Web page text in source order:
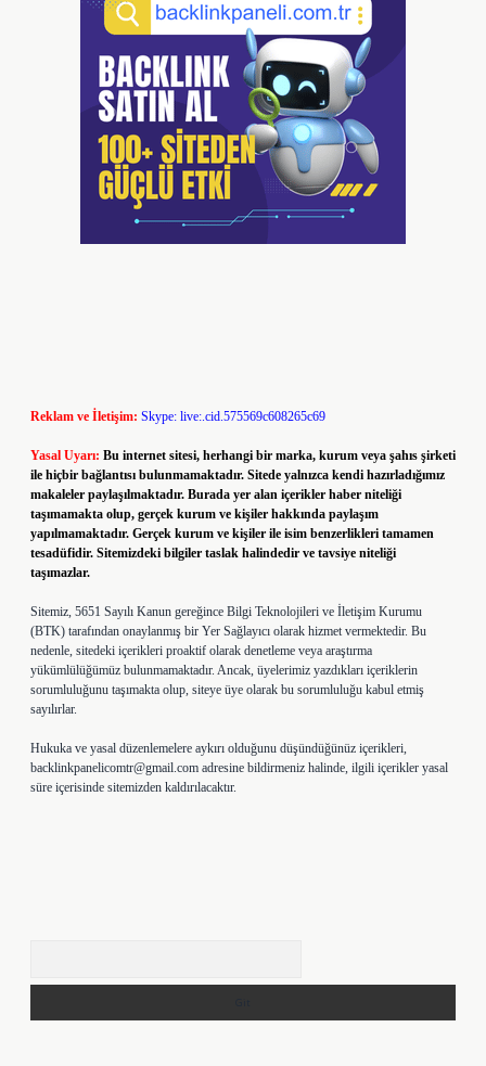
Reklam ve İletişim: Skype: live:.cid.575569c608265c69
Yasal Uyarı: Bu internet sitesi, herhangi bir marka, kurum veya şahıs şirketi
ile hiçbir bağlantısı bulunmamaktadır. Sitede yalnızca kendi hazırladığımız
makaleler paylaşılmaktadır. Burada yer alan içerikler haber niteliği
taşımamakta olup, gerçek kurum ve kişiler hakkında paylaşım
yapılmamaktadır. Gerçek kurum ve kişiler ile isim benzerlikleri tamamen
tesadüfidir. Sitemizdeki bilgiler taslak halindedir ve tavsiye niteliği
taşımazlar.
Sitemiz, 5651 Sayılı Kanun gereğince Bilgi Teknolojileri ve İletişim Kurumu
(BTK) tarafından onaylanmış bir Yer Sağlayıcı olarak hizmet vermektedir. Bu
nedenle, sitedeki içerikleri proaktif olarak denetleme veya araştırma
yükümlülüğümüz bulunmamaktadır. Ancak, üyelerimiz yazdıkları içeriklerin
sorumluluğunu taşımakta olup, siteye üye olarak bu sorumluluğu kabul etmiş
sayılırlar.
Hukuka ve yasal düzenlemelere aykırı olduğunu düşündüğünüz içerikleri,
backlinkpanelicomtr@gmail.com adresine bildirmeniz halinde, ilgili içerikler yasal
süre içerisinde sitemizden kaldırılacaktır.